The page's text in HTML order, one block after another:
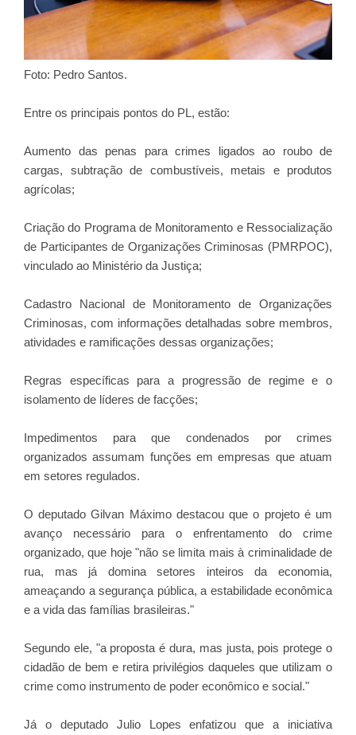
Foto: Pedro Santos.
Entre os principais pontos do PL, estão:
Aumento das penas para crimes ligados ao roubo de
cargas, subtração de combustíveis, metais e produtos
agrícolas;
Criação do Programa de Monitoramento e Ressocialização
de Participantes de Organizações Criminosas (PMRPOC),
vinculado ao Ministério da Justiça;
Cadastro Nacional de Monitoramento de Organizações
Criminosas, com informações detalhadas sobre membros,
atividades e ramificações dessas organizações;
Regras específicas para a progressão de regime e o
isolamento de líderes de facções;
Impedimentos para que condenados por crimes
organizados assumam funções em empresas que atuam
em setores regulados.
O deputado Gilvan Máximo destacou que o projeto é um
avanço necessário para o enfrentamento do crime
organizado, que hoje "não se limita mais à criminalidade de
rua, mas já domina setores inteiros da economia,
ameaçando a segurança pública, a estabilidade econômica
e a vida das famílias brasileiras."
Segundo ele, "a proposta é dura, mas justa, pois protege o
cidadão de bem e retira privilégios daqueles que utilizam o
crime como instrumento de poder econômico e social."
Já o deputado Julio Lopes enfatizou que a iniciativa